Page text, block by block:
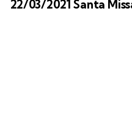
22/03/2021 Santa